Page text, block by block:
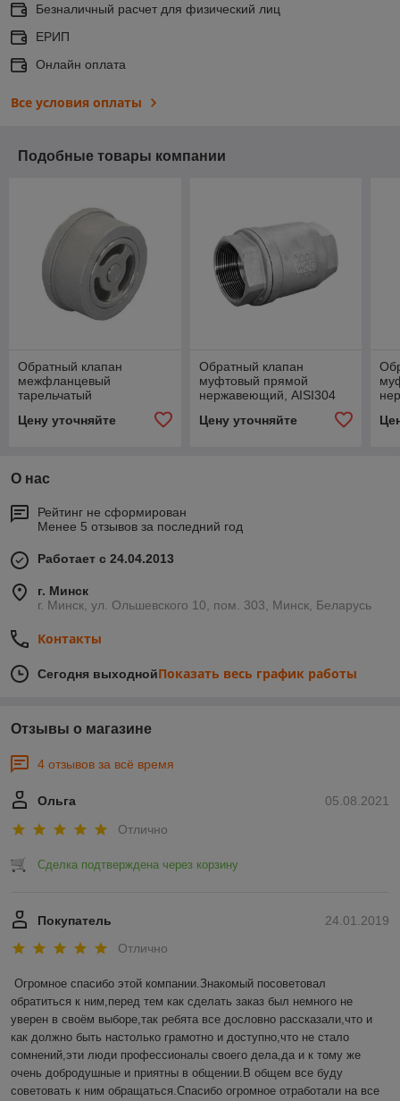
Безналичный расчет для физический лиц
ЕРИП
Онлайн оплата
Все условия оплаты
Подобные товары компании
Обратный клапан
межфланцевый
тарельчатый
DN50 (2"), (CF8), PN40
Цену уточняйте
Обратный клапан
муфтовый прямой
нержавеющий, AISI304
DN15 (1/2"), (CF8), PN40
Цену уточняйте
О нас
Рейтинг не сформирован
Менее 5 отзывов за последний год
Работает с 24.04.2013
г. Минск
г. Минск, ул. Ольшевского 10, пом. 303, Минск, Беларусь
Контакты
Сегодня выходнойПоказать весь график работы
Отзывы о магазине
4 отзывов за всё время
05.08.2021
Ольга
Отлично
Сделка подтверждена через корзину
24.01.2019
Покупатель
Отлично
Огромное спасибо этой компании.Знакомый посоветовал
обратиться к ним,перед тем как сделать заказ был немного не
уверен в своём выборе,так ребята все дословно рассказали,что и
как должно быть настолько грамотно и доступно,что не стало
сомнений,эти люди профессионалы своего дела,да и к тому же
очень добродушные и приятны в общении.В общем все буду
советовать к ним обращаться.Спасибо огромное отработали на все